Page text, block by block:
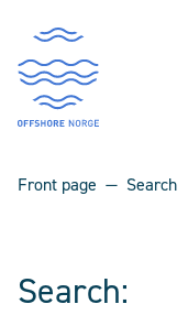
Front page Search
Search: